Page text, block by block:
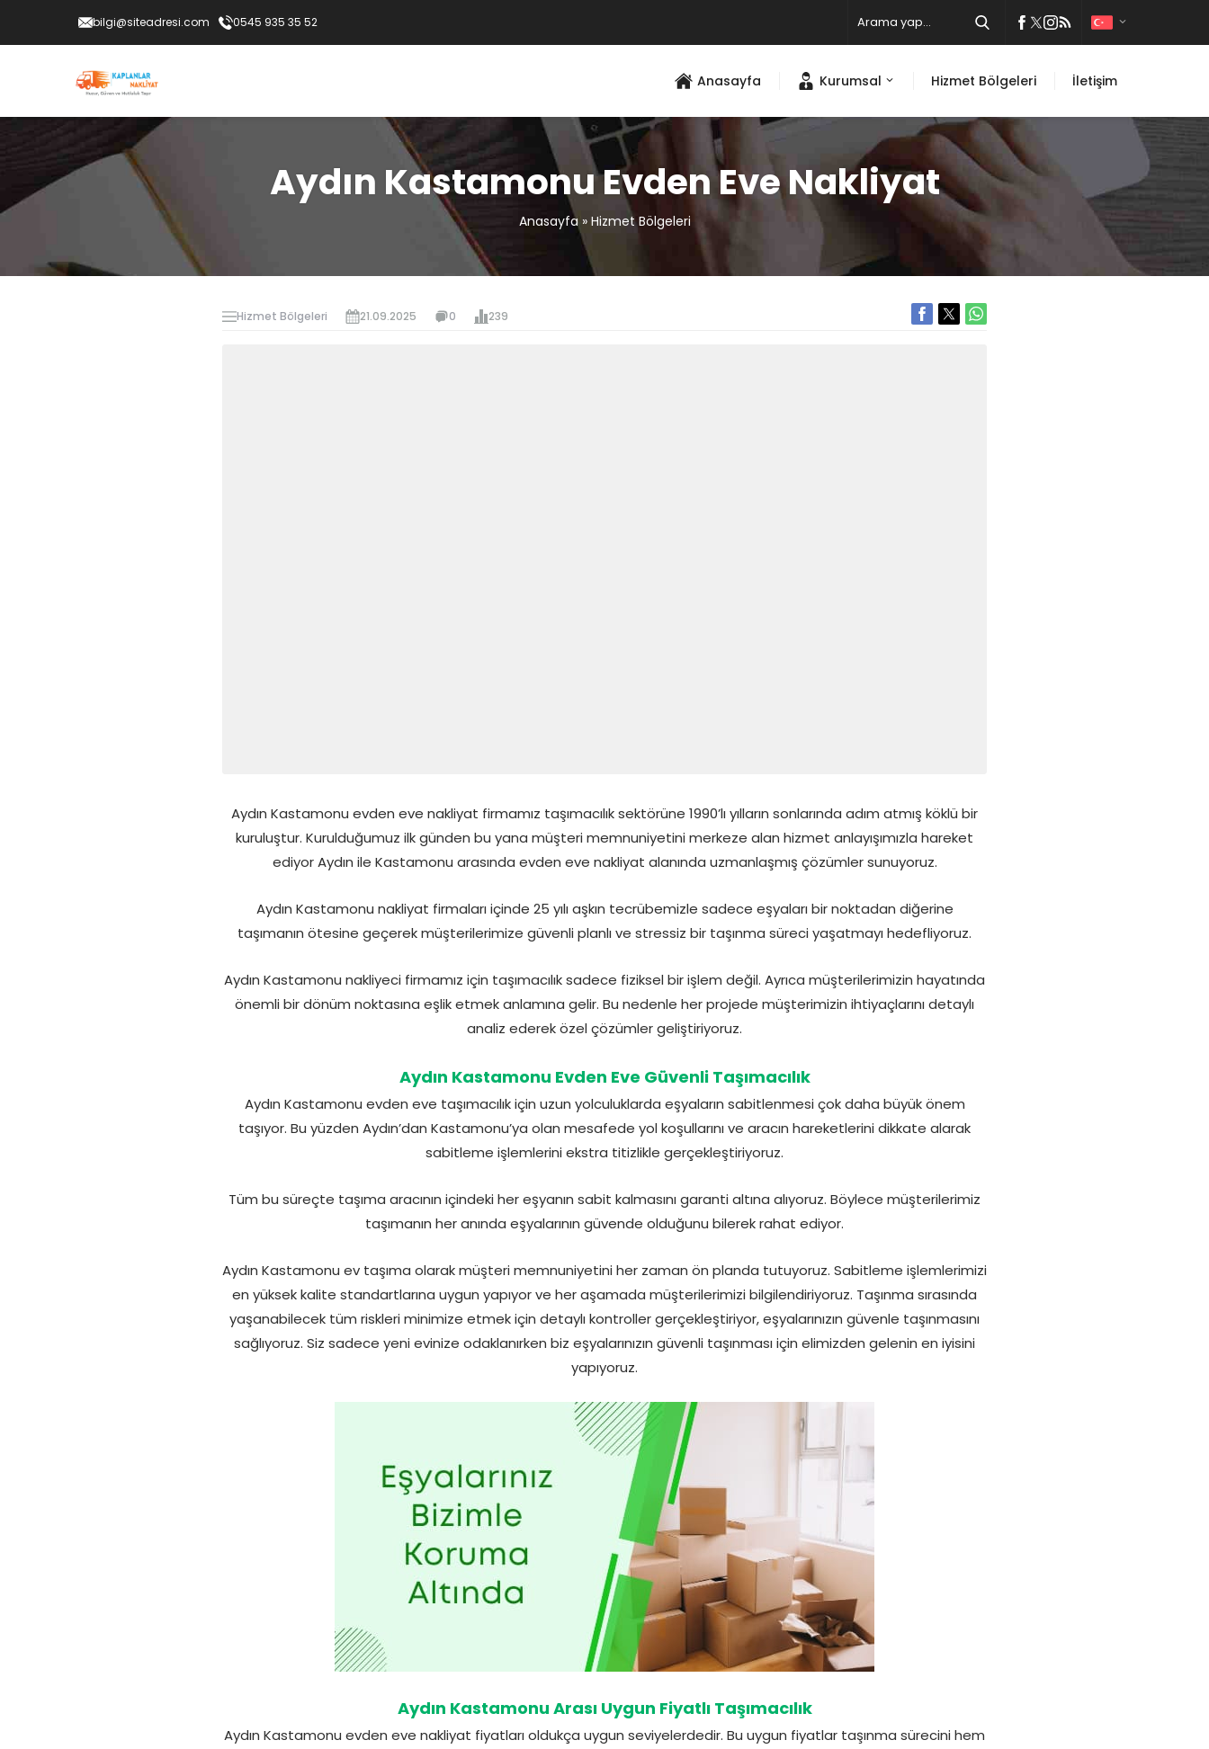
bilgi@siteadresi.com 0545 935 35 52
Anasayfa Kurumsal Hizmet Bölgeleri İletişim
Aydın Kastamonu Evden Eve Nakliyat
Anasayfa» Hizmet Bölgeleri
Hizmet Bölgeleri 21.09.2025 0 239
Aydın Kastamonu evden eve nakliyat firmamız taşımacılık sektörüne 1990’lı yılların sonlarında adım atmış köklü bir
kuruluştur. Kurulduğumuz ilk günden bu yana müşteri memnuniyetini merkeze alan hizmet anlayışımızla hareket
ediyor Aydın ile Kastamonu arasında evden eve nakliyat alanında uzmanlaşmış çözümler sunuyoruz.
Aydın Kastamonu nakliyat firmaları içinde 25 yılı aşkın tecrübemizle sadece eşyaları bir noktadan diğerine
taşımanın ötesine geçerek müşterilerimize güvenli planlı ve stressiz bir taşınma süreci yaşatmayı hedefliyoruz.
Aydın Kastamonu nakliyeci firmamız için taşımacılık sadece fiziksel bir işlem değil. Ayrıca müşterilerimizin hayatında
önemli bir dönüm noktasına eşlik etmek anlamına gelir. Bu nedenle her projede müşterimizin ihtiyaçlarını detaylı
analiz ederek özel çözümler geliştiriyoruz.
Aydın Kastamonu Evden Eve Güvenli Taşımacılık
Aydın Kastamonu evden eve taşımacılık için uzun yolculuklarda eşyaların sabitlenmesi çok daha büyük önem
taşıyor. Bu yüzden Aydın’dan Kastamonu’ya olan mesafede yol koşullarını ve aracın hareketlerini dikkate alarak
sabitleme işlemlerini ekstra titizlikle gerçekleştiriyoruz.
Tüm bu süreçte taşıma aracının içindeki her eşyanın sabit kalmasını garanti altına alıyoruz. Böylece müşterilerimiz
taşımanın her anında eşyalarının güvende olduğunu bilerek rahat ediyor.
Aydın Kastamonu ev taşıma olarak müşteri memnuniyetini her zaman ön planda tutuyoruz. Sabitleme işlemlerimizi
en yüksek kalite standartlarına uygun yapıyor ve her aşamada müşterilerimizi bilgilendiriyoruz. Taşınma sırasında
yaşanabilecek tüm riskleri minimize etmek için detaylı kontroller gerçekleştiriyor, eşyalarınızın güvenle taşınmasını
sağlıyoruz. Siz sadece yeni evinize odaklanırken biz eşyalarınızın güvenli taşınması için elimizden gelenin en iyisini
yapıyoruz.
Aydın Kastamonu Arası Uygun Fiyatlı Taşımacılık
Aydın Kastamonu evden eve nakliyat fiyatları oldukça uygun seviyelerdedir. Bu uygun fiyatlar taşınma sürecini hem